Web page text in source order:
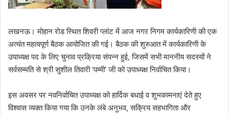
​लखनऊ। मोहान रोड स्थित शिवरी प्लांट में आज नगर निगम कार्यकारिणी की एक
अत्यंत महत्वपूर्ण बैठक आयोजित की गई। बैठक की शुरुआत में कार्यकारिणी के
उपाध्यक्ष पद के लिए चुनाव प्रक्रिया संपन्न हुई, जिसमें सभी माननीय सदस्यों ने
सर्वसम्मति से श्री सुशील तिवारी ‘पम्मी’ जी को उपाध्यक्ष निर्वाचित किया।
​इस अवसर पर नवनिर्वाचित उपाध्यक्ष को हार्दिक बधाई व शुभकामनाएं देते हुए
विश्वास व्यक्त किया गया कि उनके लंबे अनुभव, सक्रिय सहभागिता और